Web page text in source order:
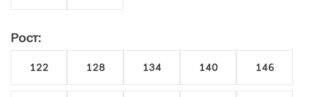
Рост:
122 128 134 140 146